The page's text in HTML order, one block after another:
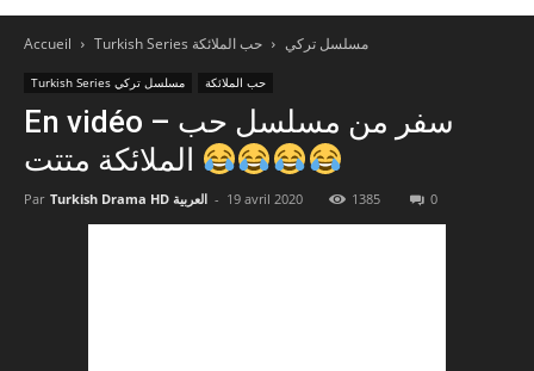
Accueil Turkish Series مسلسل تركي حب الملائكة
Turkish Series مسلسل تركي حب الملائكة
En vidéo – سفر من مسلسل حب
Par Turkish Drama HD العربية - 19 avril 2020 1385 0